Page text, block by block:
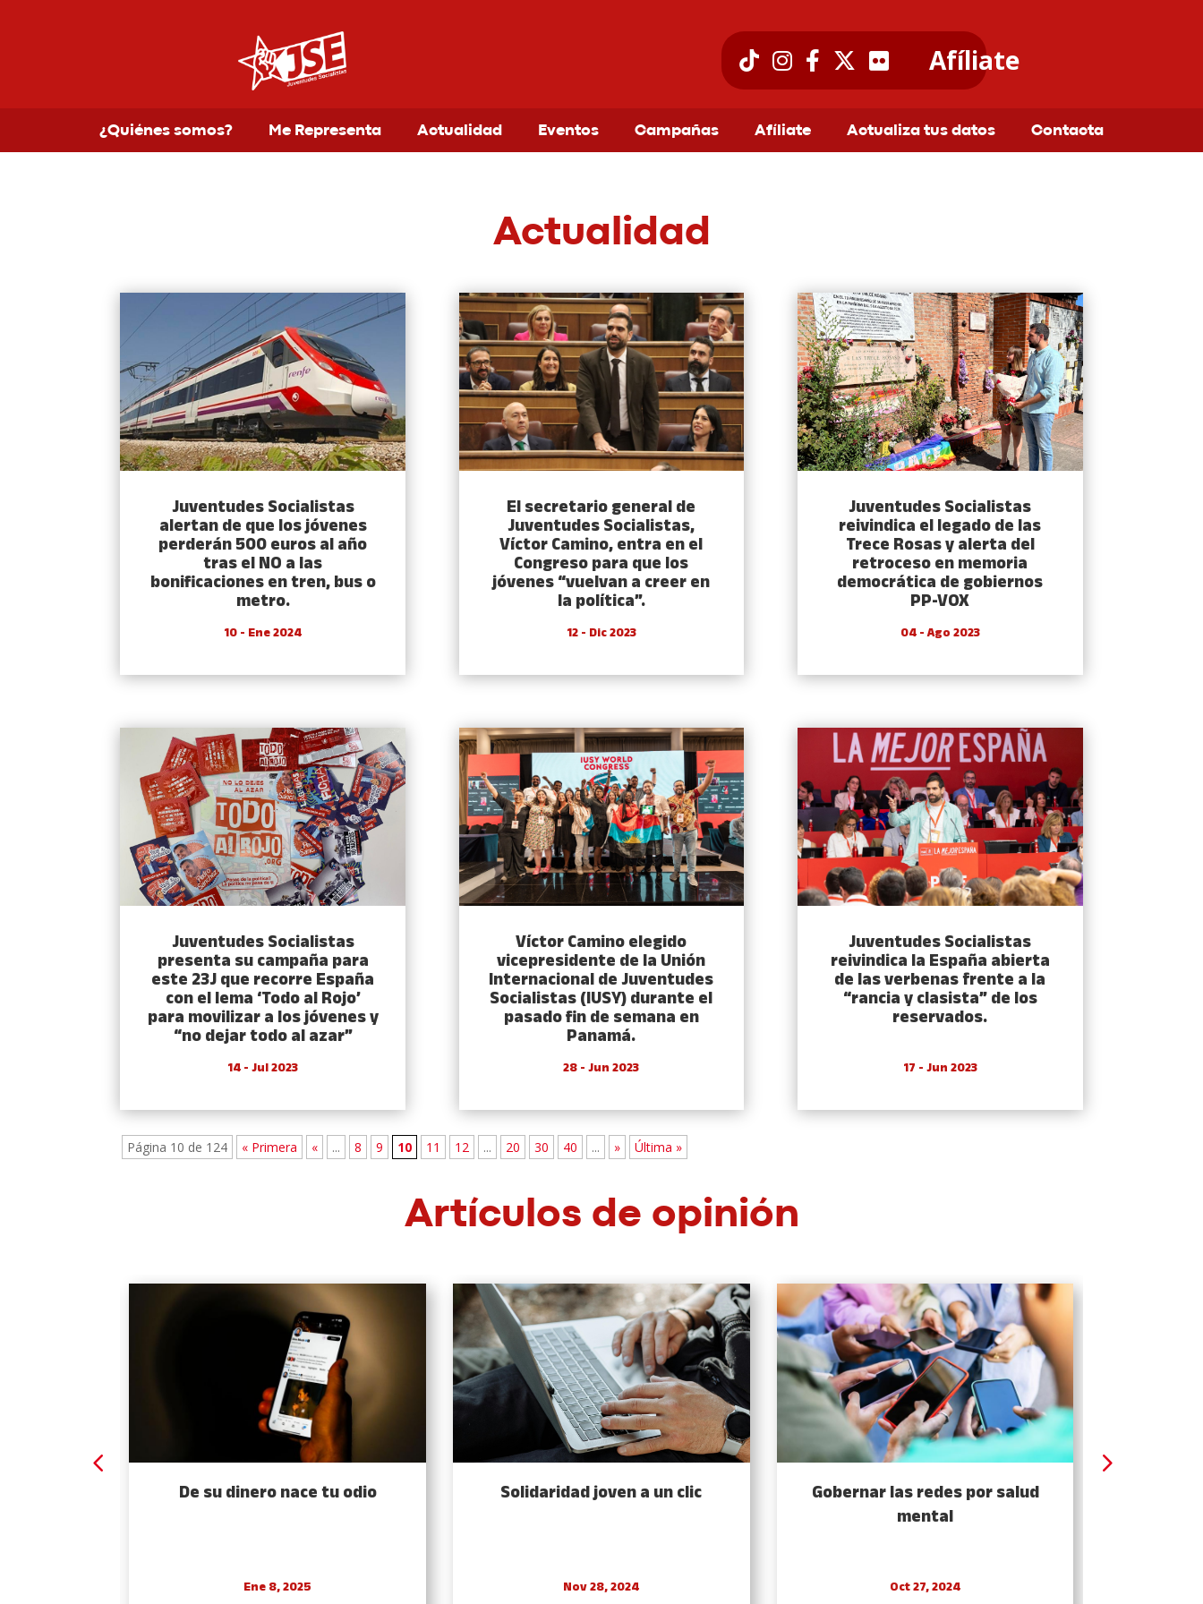
Afíliate
¿Quiénes somos? Me Representa Actualidad Eventos Campañas Afíliate Actualiza tus datos Contacta
Actualidad
Juventudes Socialistas
alertan de que los jóvenes
perderán 500 euros al año
tras el NO a las
bonificaciones en tren, bus o
metro.
10 - Ene 2024
Juventudes Socialistas
presenta su campaña para
este 23J que recorre España
con el lema ‘Todo al Rojo’
para movilizar a los jóvenes y
“no dejar todo al azar”
14 - Jul 2023
El secretario general de
Juventudes Socialistas,
Víctor Camino, entra en el
Congreso para que los
jóvenes “vuelvan a creer en
la política”.
12 - Dic 2023
Víctor Camino elegido
vicepresidente de la Unión
Internacional de Juventudes
Socialistas (IUSY) durante el
pasado fin de semana en
Panamá.
28 - Jun 2023
Juventudes Socialistas
reivindica el legado de las
Trece Rosas y alerta del
retroceso en memoria
democrática de gobiernos
PP-VOX
04 - Ago 2023
Juventudes Socialistas
reivindica la España abierta
de las verbenas frente a la
“rancia y clasista” de los
reservados.
17 - Jun 2023
Página 10 de 124 « Primera « ... 8 9 10 11 12 ... 20 30 40 ... » Última »
Artículos de opinión
De su dinero nace tu odio
Ene 8, 2025
Solidaridad joven a un clic
Nov 28, 2024
Gobernar las redes por salud
mental
Oct 27, 2024